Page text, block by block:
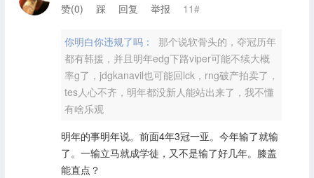
赞(0) 踩 回复 举报 11#
你明白你违规了吗：
那个说软骨头的，夺冠历年
都有韩援，并且明年edg下路viper可能不续大概
率g了，jdgkanavil也可能回lck，rng破产拍卖了，
tes人心不齐，明年都没新人能站出来了，我不懂
有啥乐观
明年的事明年说。前面4年3冠一亚。今年输了就输
了。一输立马就成学徒，又不是输了好几年。膝盖
能直点？